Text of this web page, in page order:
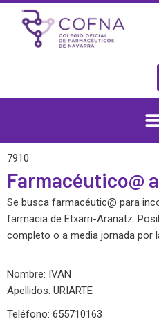
Skip
content
7910
Farmacéutico@
Se busca farmacéutic@ para
farmacia de Etxarri-Aranatz.
completo o a media jornada por
Nombre: IVAN
Apellidos: URIARTE
Teléfono: 655710163